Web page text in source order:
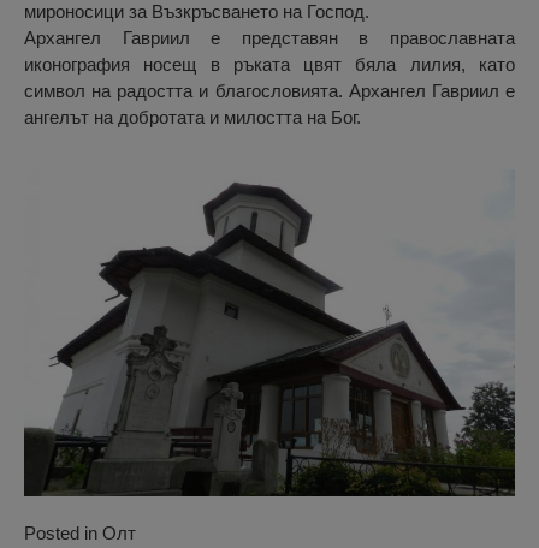
мироносици за Възкръсването на Господ.
Архангел Гавриил е представян в православната
иконография носещ в ръката цвят бяла лилия, като
символ на радостта и благословията. Архангел Гавриил е
ангелът на добротата и милостта на Бог.
Posted in Олт